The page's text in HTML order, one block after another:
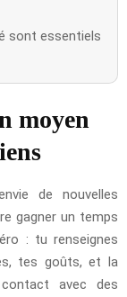
sont essentiels
moyen
de nouvelles
gagner un temps
: tu renseignes
tes goûts, et la
avec des